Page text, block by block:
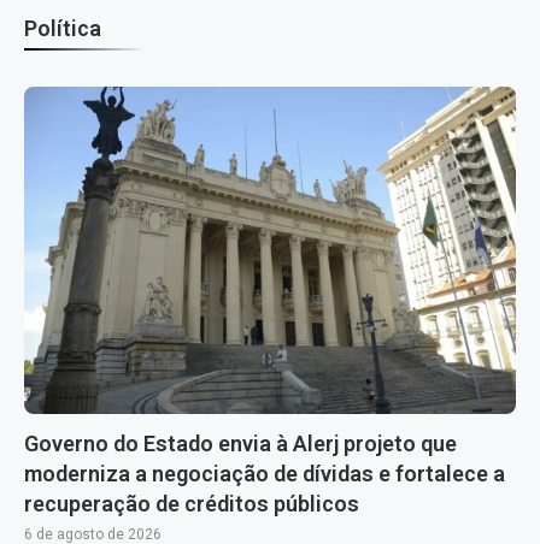
Política
Governo do Estado envia à Alerj projeto que
moderniza a negociação de dívidas e fortalece a
recuperação de créditos públicos
6 de agosto de 2026